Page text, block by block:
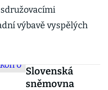
výbavě vyspělých
Slovenská
sněmovna